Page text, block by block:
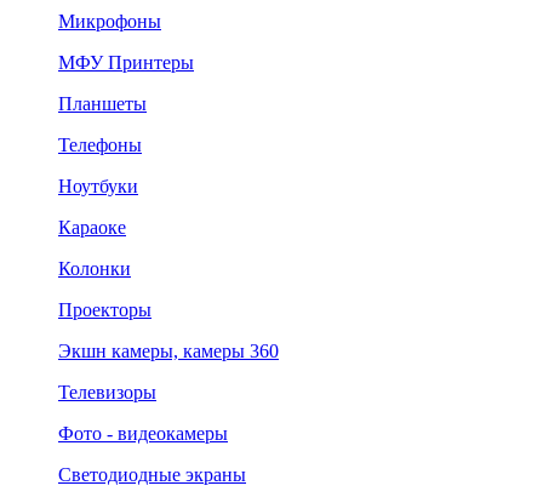
Микрофоны
МФУ Принтеры
Планшеты
Телефоны
Ноутбуки
Караоке
Колонки
Проекторы
Экшн камеры, камеры 360
Телевизоры
Фото - видеокамеры
Светодиодные экраны